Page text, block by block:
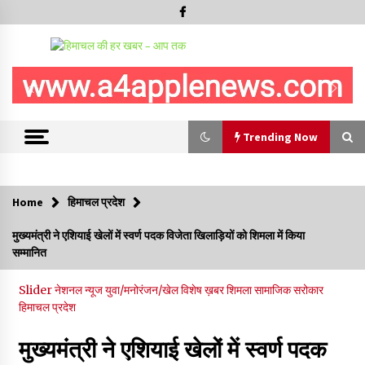
Trending Now
शिमला पुलिस में बड़ी अनुशासनात्मक कार्रवाई, 3 पुलिसकर्मी निलंबित
07/08/2026
संसद में दी जानकारी
रूपी भावा वन्यजीव अभयारण्य में फिर दिखा जंगलों का ‘खामोश पहरेदार’, दुर्लभ
Home हिमाचल प्रदेश
मुख्यमंत्री ने एशियाई खेलों में स्वर्ण पदक विजेता खिलाड़ियों को शिमला में किया
सम्मानित
Sliderनेशनल न्यूजयुवा/मनोरंजन/खेलविशेष ख़बरशिमलासामाजिक सरोकार
हिमाचल प्रदेश
मुख्यमंत्री ने एशियाई खेलों में स्वर्ण पदक